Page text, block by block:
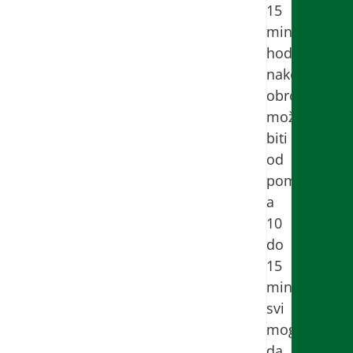
15
minuta
hodanja
nakon
obroka
može
biti
od
pomoći
a
10
do
15
minuta
svi
mogu